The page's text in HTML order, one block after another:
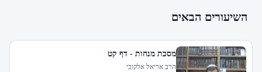
השיעורים הבאים
מסכת מנחות - דף קט
הרב אריאל אלקובי